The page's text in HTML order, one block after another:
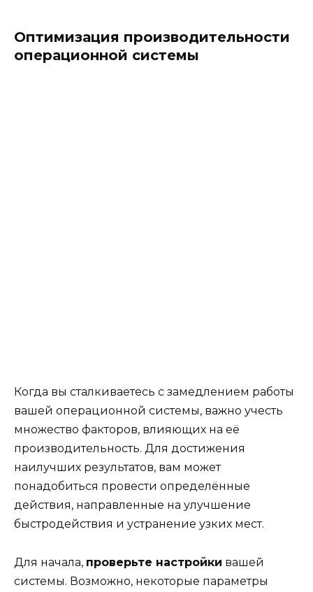
Оптимизация производительности
операционной системы
Когда вы сталкиваетесь с замедлением работы
вашей операционной системы, важно учесть
множество факторов, влияющих на её
производительность. Для достижения
наилучших результатов, вам может
понадобиться провести определённые
действия, направленные на улучшение
быстродействия и устранение узких мест.
Для начала, проверьте настройки вашей
системы. Возможно, некоторые параметры